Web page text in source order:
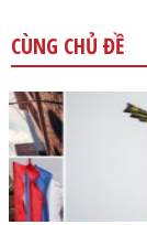
CÙNG CHỦ ĐỀ